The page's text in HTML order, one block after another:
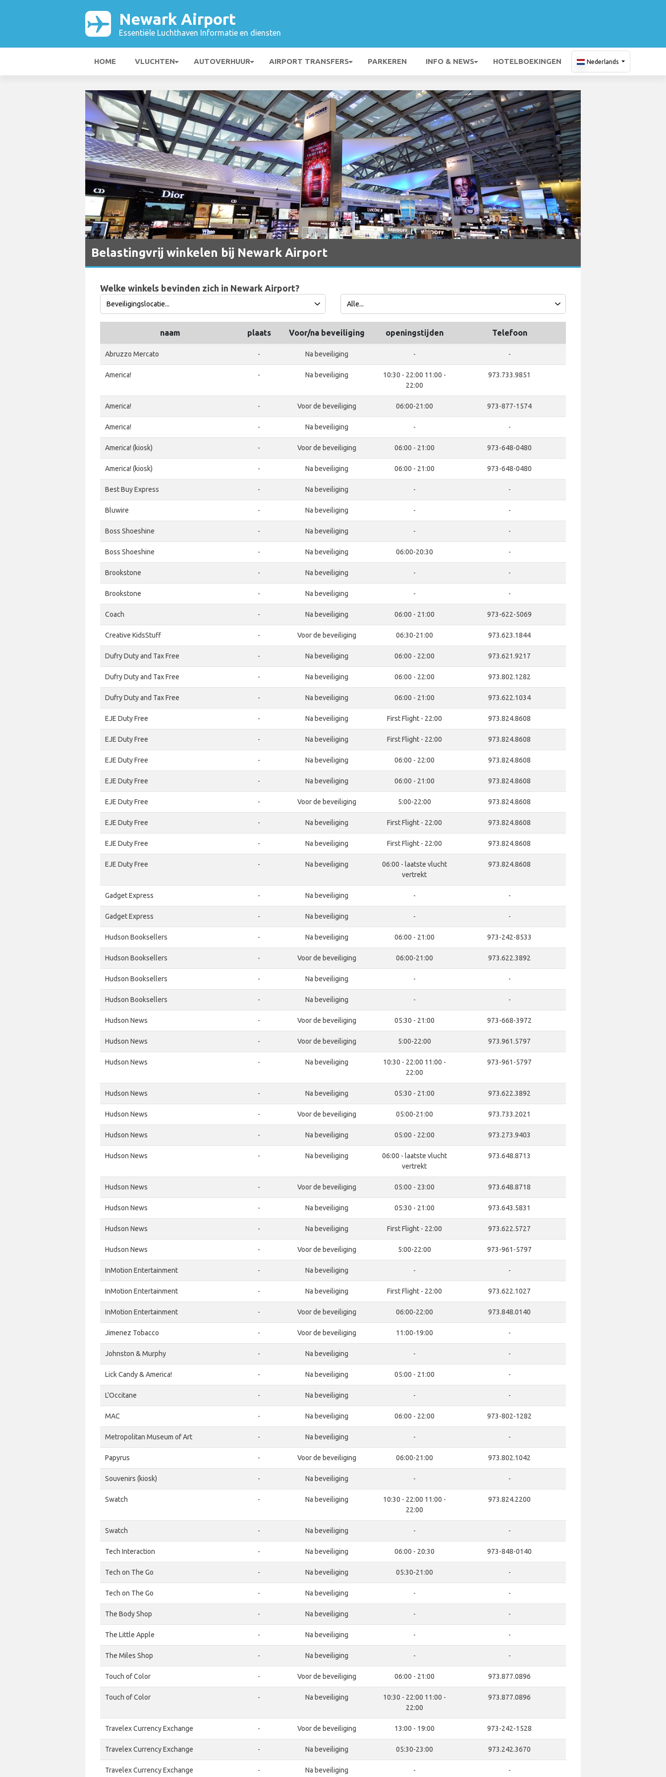
Newark Airport
Essentiële Luchthaven Informatie en diensten
HOME VLUCHTEN AUTOVERHUUR AIRPORT TRANSFERS PARKEREN INFO & NEWS HOTELBOEKINGEN Nederlands
Belastingvrij winkelen bij Newark Airport
Welke winkels bevinden zich in Newark Airport?
naam plaats Voor/na beveiliging openingstijden Telefoon
Abruzzo Mercato - Na beveiliging - -
America! - Na beveiliging
10:30 - 22:00 11:00 -
22:00
973.733.9851
America! - Voor de beveiliging 06:00-21:00 973-877-1574
America! - Na beveiliging - -
America! (kiosk) - Voor de beveiliging 06:00 - 21:00 973-648-0480
America! (kiosk) - Na beveiliging 06:00 - 21:00 973-648-0480
Best Buy Express - Na beveiliging - -
Bluwire - Na beveiliging - -
Boss Shoeshine - Na beveiliging - -
Boss Shoeshine - Na beveiliging 06:00-20:30 -
Brookstone - Na beveiliging - -
Brookstone - Na beveiliging - -
Coach - Na beveiliging 06:00 - 21:00 973-622-5069
Creative KidsStuff - Voor de beveiliging 06:30-21:00 973.623.1844
Dufry Duty and Tax Free - Na beveiliging 06:00 - 22:00 973.621.9217
Dufry Duty and Tax Free - Na beveiliging 06:00 - 22:00 973.802.1282
Dufry Duty and Tax Free - Na beveiliging 06:00 - 21:00 973.622.1034
EJE Duty Free - Na beveiliging First Flight - 22:00 973.824.8608
EJE Duty Free - Na beveiliging First Flight - 22:00 973.824.8608
EJE Duty Free - Na beveiliging 06:00 - 22:00 973.824.8608
EJE Duty Free - Na beveiliging 06:00 - 21:00 973.824.8608
EJE Duty Free - Voor de beveiliging 5:00-22:00 973.824.8608
EJE Duty Free - Na beveiliging First Flight - 22:00 973.824.8608
EJE Duty Free - Na beveiliging First Flight - 22:00 973.824.8608
EJE Duty Free - Na beveiliging
06:00 - laatste vlucht
vertrekt
973.824.8608
Gadget Express - Na beveiliging - -
Gadget Express - Na beveiliging - -
Hudson Booksellers - Na beveiliging 06:00 - 21:00 973-242-8533
Hudson Booksellers - Voor de beveiliging 06:00-21:00 973.622.3892
Hudson Booksellers - Na beveiliging - -
Hudson Booksellers - Na beveiliging - -
Hudson News - Voor de beveiliging 05:30 - 21:00 973-668-3972
Hudson News - Voor de beveiliging 5:00-22:00 973.961.5797
Hudson News - Na beveiliging
10:30 - 22:00 11:00 -
22:00
973-961-5797
Hudson News - Na beveiliging 05:30 - 21:00 973.622.3892
Hudson News - Voor de beveiliging 05:00-21:00 973.733.2021
Hudson News - Na beveiliging 05:00 - 22:00 973.273.9403
Hudson News - Na beveiliging
06:00 - laatste vlucht
vertrekt
973.648.8713
Hudson News - Voor de beveiliging 05:00 - 23:00 973.648.8718
Hudson News - Na beveiliging 05:30 - 21:00 973.643.5831
Hudson News - Na beveiliging First Flight - 22:00 973.622.5727
Hudson News - Voor de beveiliging 5:00-22:00 973-961-5797
InMotion Entertainment - Na beveiliging - -
InMotion Entertainment - Na beveiliging First Flight - 22:00 973.622.1027
InMotion Entertainment - Voor de beveiliging 06:00-22:00 973.848.0140
Jimenez Tobacco - Voor de beveiliging 11:00-19:00 -
Johnston & Murphy - Na beveiliging - -
Lick Candy & America! - Na beveiliging 05:00 - 21:00 -
L'Occitane - Na beveiliging - -
MAC - Na beveiliging 06:00 - 22:00 973-802-1282
Metropolitan Museum of Art - Na beveiliging - -
Papyrus - Voor de beveiliging 06:00-21:00 973.802.1042
Souvenirs (kiosk) - Na beveiliging - -
Swatch - Na beveiliging
10:30 - 22:00 11:00 -
22:00
973.824.2200
Swatch - Na beveiliging - -
Tech Interaction - Na beveiliging 06:00 - 20:30 973-848-0140
Tech on The Go - Na beveiliging 05:30-21:00 -
Tech on The Go - Na beveiliging - -
The Body Shop - Na beveiliging - -
The Little Apple - Na beveiliging - -
The Miles Shop - Na beveiliging - -
Touch of Color - Voor de beveiliging 06:00 - 21:00 973.877.0896
Touch of Color - Na beveiliging
10:30 - 22:00 11:00 -
22:00
973.877.0896
Travelex Currency Exchange - Voor de beveiliging 13:00 - 19:00 973-242-1528
Travelex Currency Exchange - Na beveiliging 05:30-23:00 973.242.3670
Travelex Currency Exchange - Na beveiliging - -